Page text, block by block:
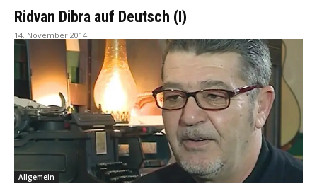
Ridvan Dibra auf Deutsch (I)
14. November 2014
Allgemein